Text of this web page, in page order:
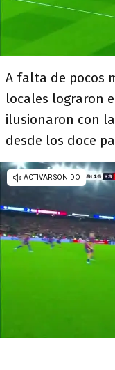
A falta de pocos
locales lograron
ilusionaron con
desde los doce